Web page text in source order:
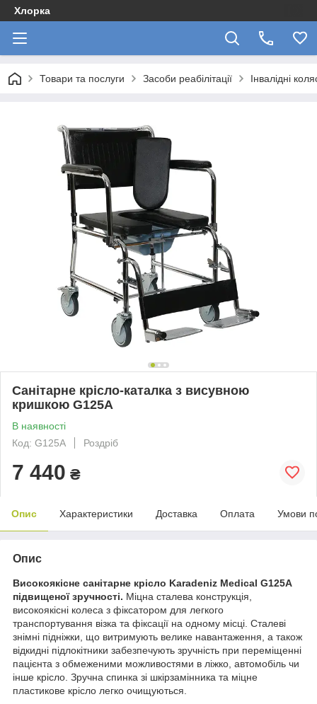
Хлорка
Товари та послуги Засоби реабілітації Інвалідні
Санітарне крісло-каталка з висувною
кришкою G125A
В наявності
Код: G125A
Роздріб
7 440 ₴
Опис Характеристики Доставка Оплата Умови
Опис
Високоякісне санітарне крісло Karadeniz Medical G125A
підвищеної зручності. Міцна сталева конструкція,
високоякісні колеса з фіксатором для легкого
транспортування візка та фіксації на одному місці. Сталеві
знімні підніжки, що витримують велике навантаження, а також
відкидні підлокітники забезпечують зручність при переміщенні
пацієнта з обмеженими можливостями в ліжко, автомобіль чи
інше крісло. Зручна спинка зі шкірзамінника та міцне
пластикове крісло легко очищуються.